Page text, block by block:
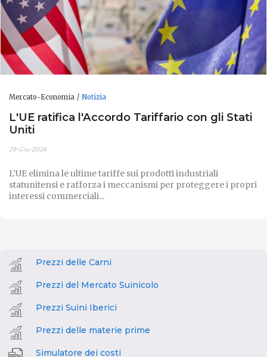
Mercato-Economia Notizia
L'UE ratifica l'Accordo Tariffario con gli Stati
Uniti
29-Giu-2026
L’UE elimina le ultime tariffe sui prodotti industriali
statunitensi e rafforza i meccanismi per proteggere i propri
interessi commerciali...
Prezzi delle Carni
Prezzi del Mercato Suinicolo
Prezzi Suini Iberici
Prezzi delle materie prime
Simulatore dei costi